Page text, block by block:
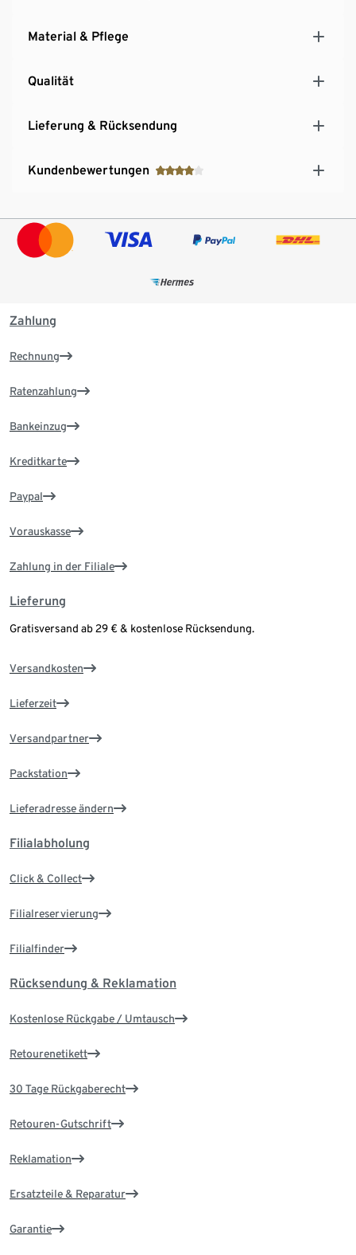
Material & Pflege
Qualität
Lieferung & Rücksendung
Kundenbewertungen
Zahlung
Rechnung
Ratenzahlung
Bankeinzug
Kreditkarte
Paypal
Vorauskasse
Zahlung in der Filiale
Lieferung
Gratisversand ab 29 € & kostenlose Rücksendung.
Versandkosten
Lieferzeit
Versandpartner
Packstation
Lieferadresse ändern
Filialabholung
Click & Collect
Filialreservierung
Filialfinder
Rücksendung & Reklamation
Kostenlose Rückgabe / Umtausch
Retourenetikett
30 Tage Rückgaberecht
Retouren-Gutschrift
Reklamation
Ersatzteile & Reparatur
Garantie